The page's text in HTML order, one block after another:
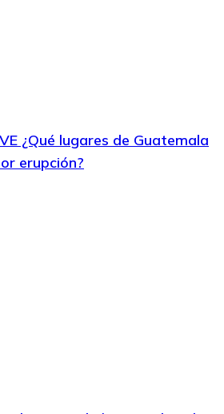
¿Qué lugares de Guatemala
erupción?